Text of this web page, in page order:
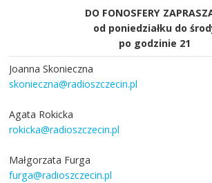
DO FONOSFERY
od poniedziałku do
po godzinie 21
Joanna Skonieczna
skonieczna@radioszczecin.pl
Agata Rokicka
rokicka@radioszczecin.pl
Małgorzata Furga
furga@radioszczecin.pl